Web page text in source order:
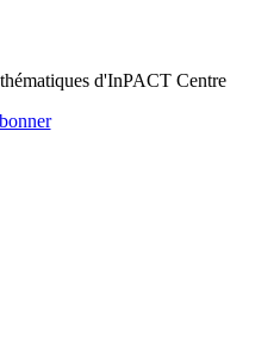
d'InPACT Centre